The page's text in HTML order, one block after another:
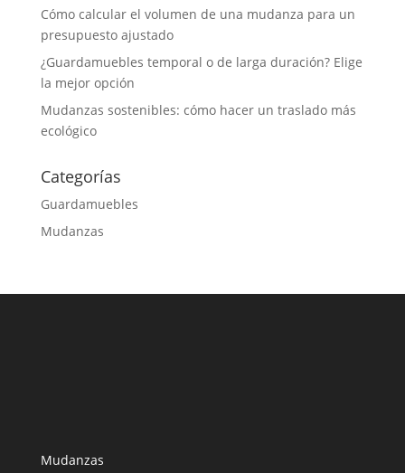
Cómo calcular el volumen de una mudanza para un
presupuesto ajustado
¿Guardamuebles temporal o de larga duración? Elige
la mejor opción
Mudanzas sostenibles: cómo hacer un traslado más
ecológico
Categorías
Guardamuebles
Mudanzas
Mudanzas